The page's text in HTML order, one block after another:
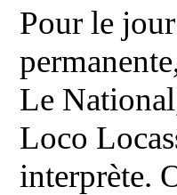
Pour le
Le
Loco
interprète.